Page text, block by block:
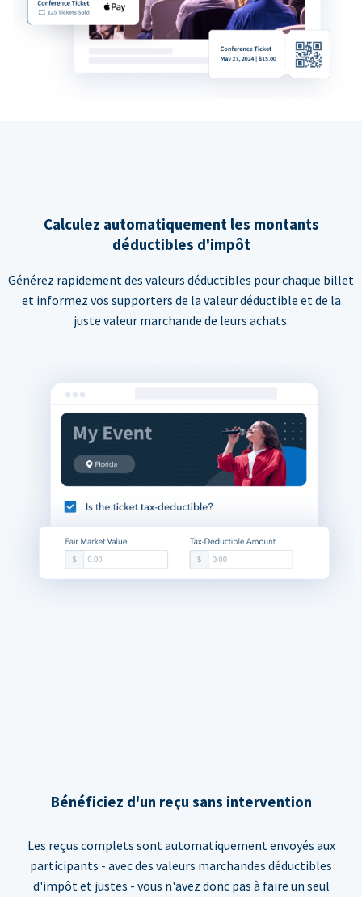
Calculez automatiquement les montants
déductibles d'impôt
Générez rapidement des valeurs déductibles pour chaque billet
et informez vos supporters de la valeur déductible et de la
juste valeur marchande de leurs achats.
Bénéficiez d'un reçu sans intervention
Les reçus complets sont automatiquement envoyés aux
participants - avec des valeurs marchandes déductibles
d'impôt et justes - vous n'avez donc pas à faire un seul